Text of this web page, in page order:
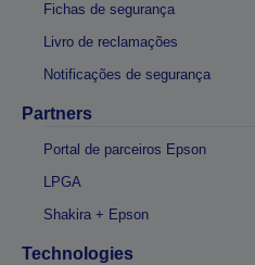
Fichas de segurança
Livro de reclamações
Notificações de segurança
Partners
Portal de parceiros Epson
LPGA
Shakira + Epson
Technologies